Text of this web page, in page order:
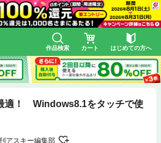
作品検索 カート はじめての方へ
適！ Windows8.1をタッチで使
アスキー編集部